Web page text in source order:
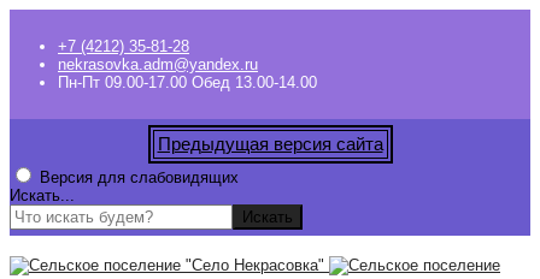
+7 (4212) 35-81-28
nekrasovka.adm@yandex.ru
Пн-Пт 09.00-17.00 Обед 13.00-14.00
Предыдущая версия сайта
Версия для слабовидящих
Искать...
Искать